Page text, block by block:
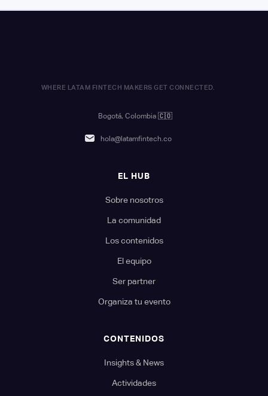
WHERE LATAM FINTECH MAKERS GET CONNECTED.
Bogotá, Colombia 🇨🇴
hola@latamfintech.co
EL HUB
Sobre nosotros
La comunidad
Los contenidos
El equipo
Ser partner
Organiza tu evento
CONTENIDOS
Insights & News
Actividades